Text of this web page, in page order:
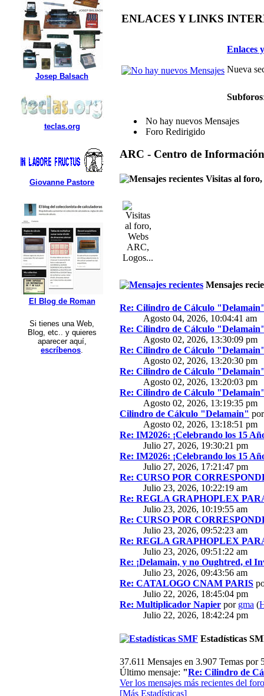
Josep Balsach
teclas.org
Giovanne Pastore
El Blog de Roman
Si tienes una Web,
Blog, etc.. y quieres
aparecer aquí,
escríbenos.
ENLACES Y LINKS
Enlaces
Nueva
Subforos
No hay nuevos Mensajes
Foro Redirigido
ARC - Centro de Información
Visitas al
Mensajes
Re: Cilindro de Cálculo
Agosto 04, 2026, 10:04:41 am
Re: Cilindro de Cálculo
Agosto 02, 2026, 13:30:09 pm
Re: Cilindro de Cálculo
Agosto 02, 2026, 13:20:30 pm
Re: Cilindro de Cálculo
Agosto 02, 2026, 13:20:03 pm
Re: Cilindro de Cálculo
Agosto 02, 2026, 13:19:35 pm
Cilindro de Cálculo "Delamain"
Agosto 02, 2026, 13:18:51 pm
Re: IM2026: ¡Celebrando los 15
Julio 27, 2026, 19:30:21 pm
Re: IM2026: ¡Celebrando los 15
Julio 27, 2026, 17:21:47 pm
Re: CURSO POR
Julio 23, 2026, 10:22:19 am
Re: REGLA GRAPHOPLEX
Julio 23, 2026, 10:19:55 am
Re: CURSO POR
Julio 23, 2026, 09:52:23 am
Re: REGLA GRAPHOPLEX
Julio 23, 2026, 09:51:22 am
Re: ¡Delamain, y no Oughtred, el
Julio 23, 2026, 09:43:56 am
Re: CATALOGO CNAM PARIS
Julio 22, 2026, 18:45:04 pm
Re: Multiplicador Napier por gma (
Julio 22, 2026, 18:42:24 pm
Estadísticas
37.611 Mensajes en 3.907 Temas
Último mensaje: "Re: Cilindro de
Ver los mensajes más recientes del
[Más Estadísticas]